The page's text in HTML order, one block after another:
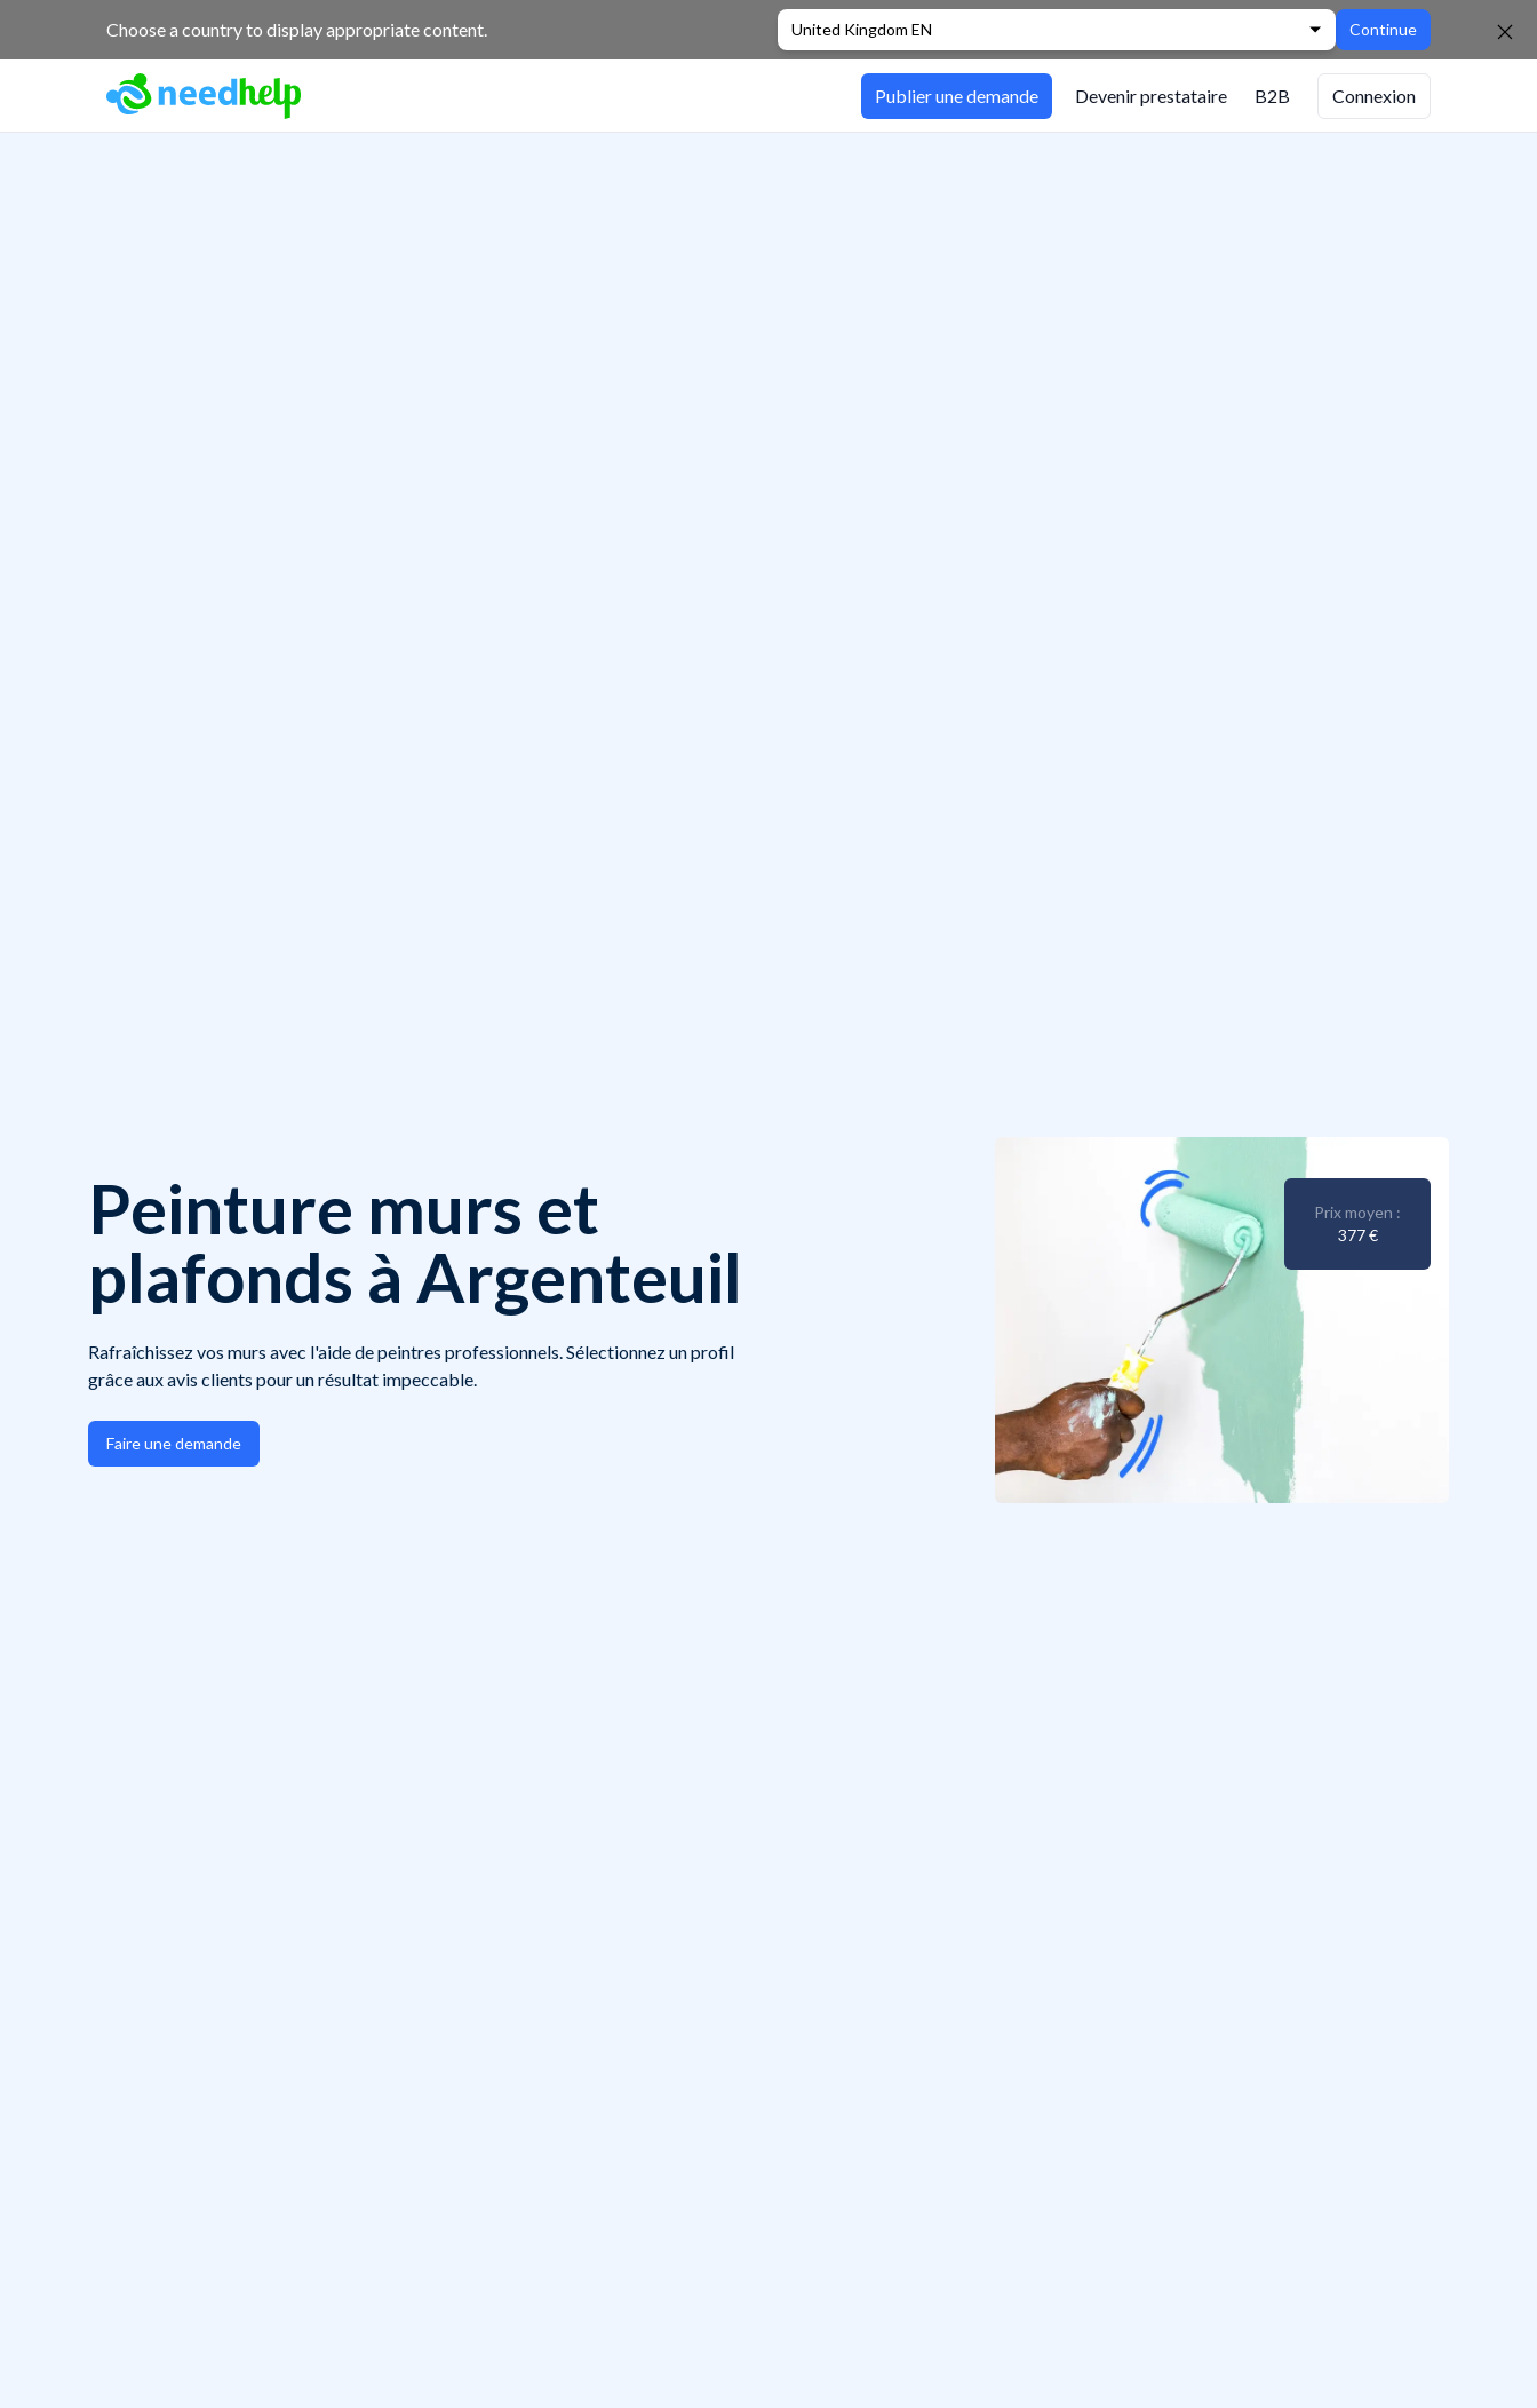
Choose a country to display appropriate content. United Kingdom EN Continue
Publier une demande Devenir prestataire B2B Connexion
Peinture murs et
plafonds à Argenteuil
Rafraîchissez vos murs avec l'aide de peintres professionnels. Sélectionnez un profil
grâce aux avis clients pour un résultat impeccable.
Faire une demande
Prix moyen :
377 €